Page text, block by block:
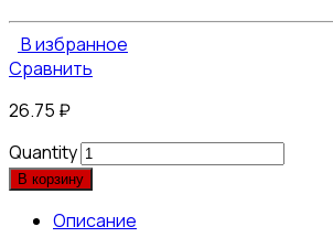
В избранное
Сравнить
26.75 ₽
Quantity
В корзину
Описание